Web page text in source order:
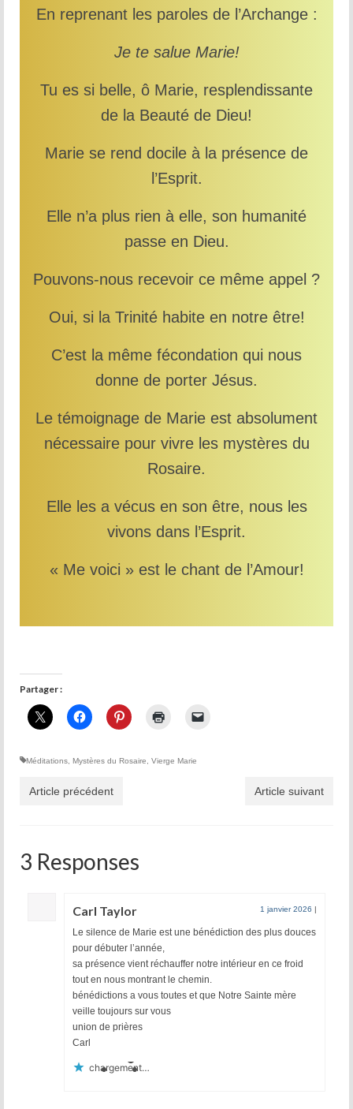
En reprenant les paroles de l’Archange :
Je te salue Marie!
Tu es si belle, ô Marie, resplendissante
de la Beauté de Dieu!
Marie se rend docile à la présence de
l’Esprit.
Elle n’a plus rien à elle, son humanité
passe en Dieu.
Pouvons-nous recevoir ce même appel ?
Oui, si la Trinité habite en notre être!
C’est la même fécondation qui nous
donne de porter Jésus.
Le témoignage de Marie est absolument
nécessaire pour vivre les mystères du
Rosaire.
Elle les a vécus en son être, nous les
vivons dans l’Esprit.
« Me voici » est le chant de l’Amour!
Partager :
Méditations Mystères du Rosaire Vierge Marie
Article précédent Article suivant
3 Responses
Carl Taylor 1 janvier 2026 |
Le silence de Marie est une bénédiction des plus douces
pour débuter l’année,
sa présence vient réchauffer notre intérieur en ce froid
tout en nous montrant le chemin.
bénédictions a vous toutes et que Notre Sainte mère
veille toujours sur vous
union de prières
Carl
chargement…